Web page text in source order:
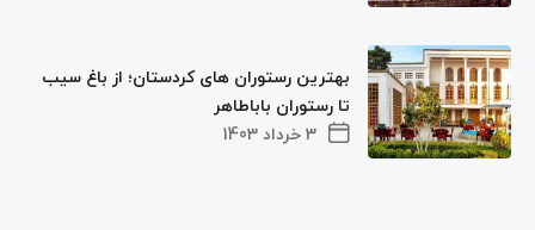
3 خرداد 1403
بهترین رستوران های کردستان؛ از باغ سیب
تا رستوران باباطاهر